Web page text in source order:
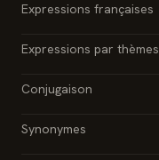
Expressions françaises
Expressions par thèmes
Conjugaison
Synonymes